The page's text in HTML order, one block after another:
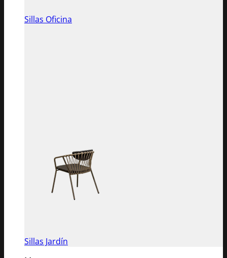
Sillas Oficina
Sillas Jardín